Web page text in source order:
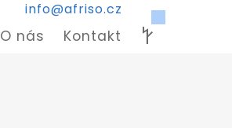
info@afriso.cz
O nás Kontakt